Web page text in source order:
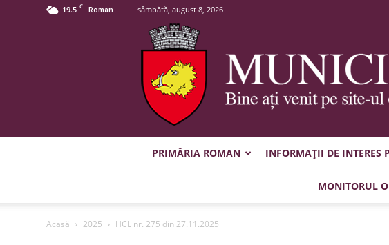
19.5 C Roman sâmbătă, august 8, 2026
PRIMĂRIA ROMAN INFORMAȚII DE INTERES
MONITORUL
Acasă 2025 HCL nr. 275 din 27.11.2025